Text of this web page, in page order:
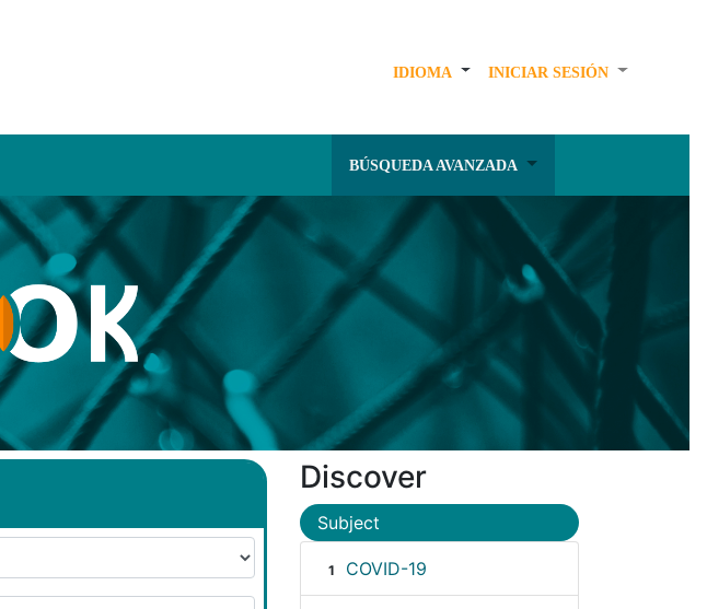
IDIOMA INICIAR SESIÓN
BÚSQUEDA AVANZADA
Discover
Subject
1 COVID-19